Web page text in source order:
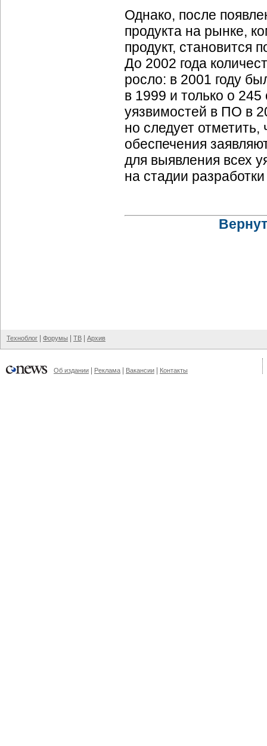
Однако, после
продукта на рынке,
продукт, становится
До 2002 года
росло: в 2001 году
в 1999 и только о
уязвимостей в ПО в
но следует
обеспечения
для выявления всех
на стадии
Техноблог Форумы ТВ Архив
Об издании Реклама Вакансии Контакты